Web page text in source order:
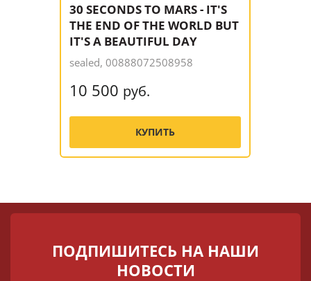
30 SECONDS TO MARS - IT'S
THE END OF THE WORLD BUT
IT'S A BEAUTIFUL DAY
sealed, 00888072508958
10 500 руб.
КУПИТЬ
ПОДПИШИТЕСЬ НА НАШИ
НОВОСТИ